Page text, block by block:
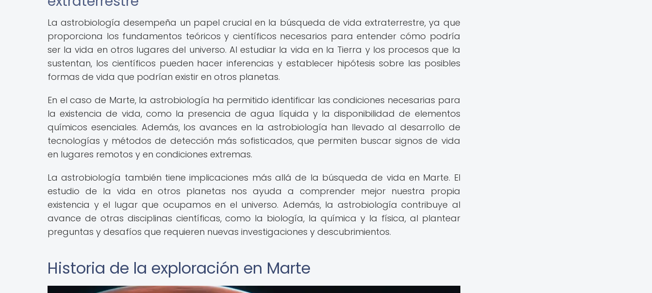
La astrobiología desempeña un papel crucial en la búsqueda de vida extraterrestre, ya que
proporciona los fundamentos teóricos y científicos necesarios para entender cómo podría
ser la vida en otros lugares del universo. Al estudiar la vida en la Tierra y los procesos que la
sustentan, los científicos pueden hacer inferencias y establecer hipótesis sobre las posibles
formas de vida que podrían existir en otros planetas.
En el caso de Marte, la astrobiología ha permitido identificar las condiciones necesarias para
la existencia de vida, como la presencia de agua líquida y la disponibilidad de elementos
químicos esenciales. Además, los avances en la astrobiología han llevado al desarrollo de
tecnologías y métodos de detección más sofisticados, que permiten buscar signos de vida
en lugares remotos y en condiciones extremas.
La astrobiología también tiene implicaciones más allá de la búsqueda de vida en Marte. El
estudio de la vida en otros planetas nos ayuda a comprender mejor nuestra propia
existencia y el lugar que ocupamos en el universo. Además, la astrobiología contribuye al
avance de otras disciplinas científicas, como la biología, la química y la física, al plantear
preguntas y desafíos que requieren nuevas investigaciones y descubrimientos.
Historia de la exploración en Marte